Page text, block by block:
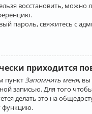
восстановить,
пароль, свяжитесь с
приходится
пункт Запомнить меня, вы
записью. Для того
делать это на
функцию.